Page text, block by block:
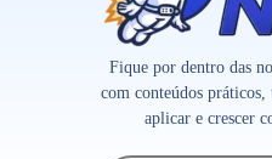
Fique por dentro das
com conteúdos práticos,
aplicar e crescer